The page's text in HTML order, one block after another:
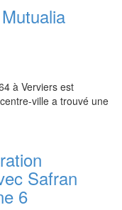
à Verviers est
ville a trouvé une
Safran
6